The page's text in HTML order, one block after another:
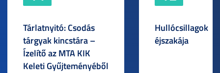
Tárlatnyitó: Csodás
tárgyak kincstára –
Ízelítő az MTA KIK
Keleti Gyűjteményéből
Hullócsillagok
éjszakája